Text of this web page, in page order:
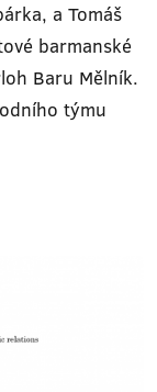
a Tomáš
barmanské
Baru Mělník.
týmu